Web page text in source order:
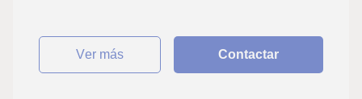
ver más Contactar